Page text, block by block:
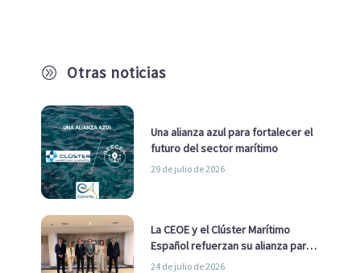
A Otras noticias
Una alianza azul para fortalecer el
futuro del sector marítimo
29 de julio de 2026
La CEOE y el Clúster Marítimo
Español refuerzan su alianza para
impulsar una estrategia Nacional
24 de julio de 2026